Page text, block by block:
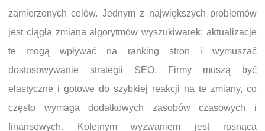
zamierzonych celów. Jednym z największych problemów
jest ciągła zmiana algorytmów wyszukiwarek; aktualizacje
te mogą wpływać na ranking stron i wymuszać
dostosowywanie strategii SEO. Firmy muszą być
elastyczne i gotowe do szybkiej reakcji na te zmiany, co
często wymaga dodatkowych zasobów czasowych i
finansowych. Kolejnym wyzwaniem jest rosnąca